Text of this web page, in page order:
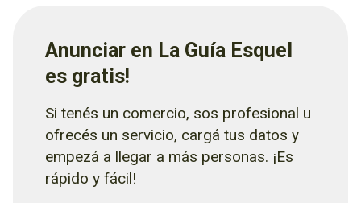
Anunciar en La Guía Esquel
es gratis!
Si tenés un comercio, sos profesional u
ofrecés un servicio, cargá tus datos y
empezá a llegar a más personas. ¡Es
rápido y fácil!